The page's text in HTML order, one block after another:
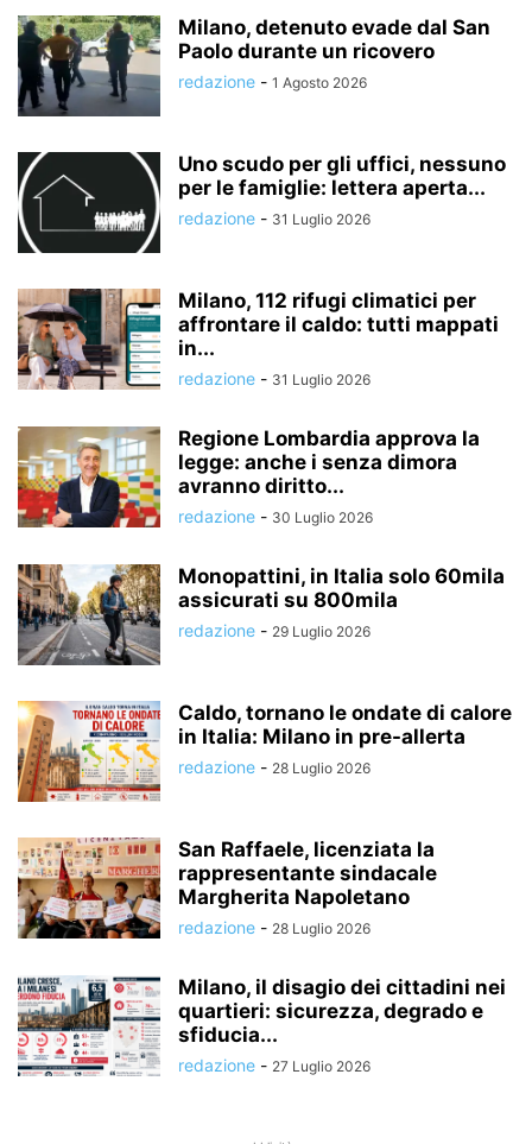
Milano, detenuto evade dal San
Paolo durante un ricovero
redazione - 1 Agosto 2026
Uno scudo per gli uffici, nessuno
per le famiglie: lettera aperta...
redazione - 31 Luglio 2026
Milano, 112 rifugi climatici per
affrontare il caldo: tutti mappati
in...
redazione - 31 Luglio 2026
Regione Lombardia approva la
legge: anche i senza dimora
avranno diritto...
redazione - 30 Luglio 2026
Monopattini, in Italia solo 60mila
assicurati su 800mila
redazione - 29 Luglio 2026
Caldo, tornano le ondate di calore
in Italia: Milano in pre-allerta
redazione - 28 Luglio 2026
San Raffaele, licenziata la
rappresentante sindacale
Margherita Napoletano
redazione - 28 Luglio 2026
Milano, il disagio dei cittadini nei
quartieri: sicurezza, degrado e
sfiducia...
redazione - 27 Luglio 2026